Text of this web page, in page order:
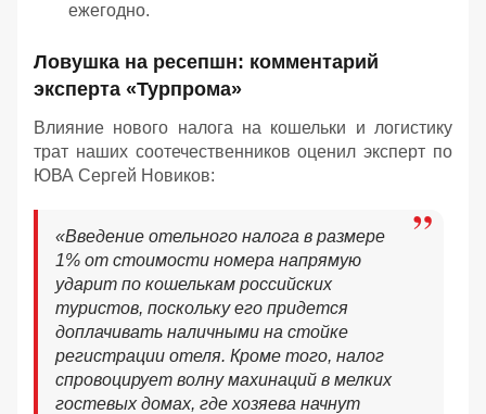
ежегодно.
Ловушка на ресепшн: комментарий
эксперта «Турпрома»
Влияние нового налога на кошельки и логистику
трат наших соотечественников оценил эксперт по
ЮВА Сергей Новиков:
«Введение отельного налога в размере
1% от стоимости номера напрямую
ударит по кошелькам российских
туристов, поскольку его придется
доплачивать наличными на стойке
регистрации отеля. Кроме того, налог
спровоцирует волну махинаций в мелких
гостевых домах, где хозяева начнут